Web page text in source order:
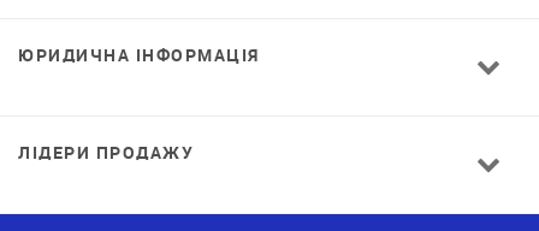
ЮРИДИЧНА ІНФОРМАЦІЯ
ЛІДЕРИ ПРОДАЖУ